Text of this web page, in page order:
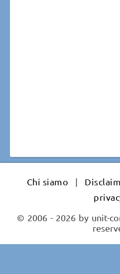
Chi siamo |
© 2006 - 2026 by unit-